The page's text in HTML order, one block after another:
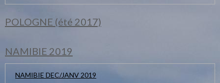
POLOGNE (été 2017)
NAMIBIE 2019
NAMIBIE DEC/JANV 2019